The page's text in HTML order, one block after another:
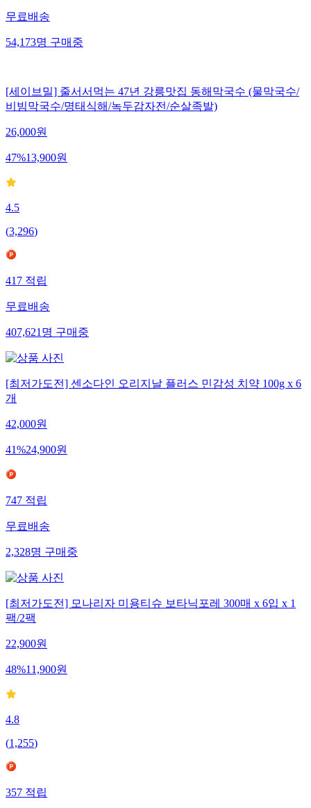
무료배송
54,173명구매중
[세이브밀] 줄서서먹는 47년 강릉맛집 동해막국수 (물막국수/
비빔막국수/명태식해/녹두감자전/순살족발)
26,000원
47%13,900원
4.5
(3,296)
417적립
무료배송
407,621명구매중
[최저가도전] 센소다인 오리지날 플러스 민감성 치약 100g x 6
개
42,000원
41%24,900원
747적립
무료배송
2,328명구매중
[최저가도전] 모나리자 미용티슈 보타닉포레 300매 x 6입 x 1
팩/2팩
22,900원
48%11,900원
4.8
(1,255)
357적립